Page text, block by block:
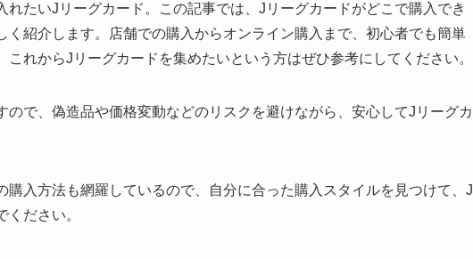
たいJリーグカード。この記事では、Jリーグカードがどこで購入でき
く紹介します。店舗での購入からオンライン購入まで、初心者でも簡単
れからJリーグカードを集めたいという方はぜひ参考にしてください。
ので、偽造品や価格変動などのリスクを避けながら、安心してJリーグカ
購入方法も網羅しているので、自分に合った購入スタイルを見つけて、J
ださい。